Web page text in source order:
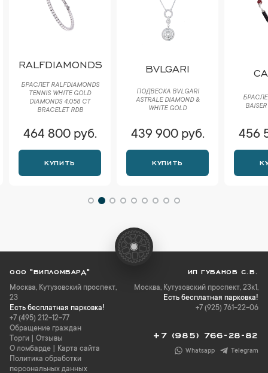
RALFDIAMONDS
БРАСЛЕТ RALFDIAMONDS
TENNIS WHITE GOLD
DIAMONDS 4,058 CT
BRACELET RDB
464 800 руб.
КУПИТЬ
BVLGARI
ПОДВЕСКА BVLGARI
ASTRALE DIAMOND &
WHITE GOLD
439 900 руб.
КУПИТЬ
456
ООО "ВИПЛОМБАРД"
Москва, Кутузовский проспект,
23
Есть бесплатная парковка!
+7 (495) 212-12-77
Обращение граждан
Торги
Отзывы
О ломбарде
Карта сайта
Политика обработки
персональных данных
ИП ГУБАНОВ С.В.
Москва, Кутузовский проспект, 23к1,
Есть бесплатная парковка!
+7 (925) 761-22-06
+7 (985) 766-28-82
Whatsapp Telegram